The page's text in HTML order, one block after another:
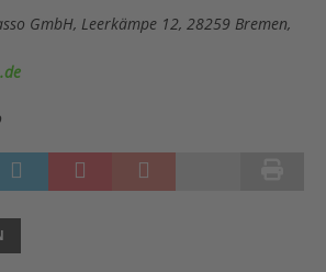
GmbH, Leerkämpe 12, 28259 Bremen,